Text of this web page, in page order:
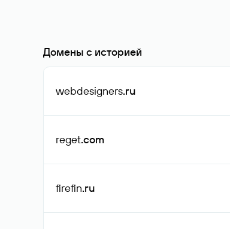
Домены с историей
webdesigners.ru
reget.com
firefin.ru